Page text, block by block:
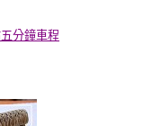
分鐘車程